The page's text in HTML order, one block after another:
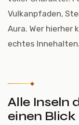
Vulkanpfaden,
Aura. Wer hierher
echtes Innehalten.
Alle Inseln
einen Blick